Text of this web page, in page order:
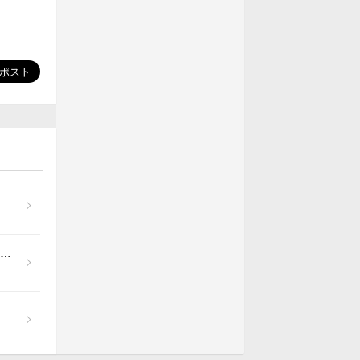
4/23(土)ゆきんこちゃん×てん♡ちゃん×＊杏＊ちゃんDS企画「ご当地グルメリレーDS ～みんなでワイワイ食べ飲み親睦会～」開催！